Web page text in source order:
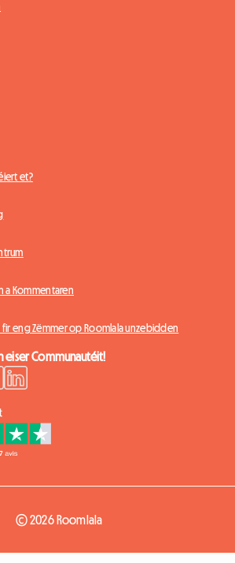
et?
a Kommentaren
fir eng Zëmmer op Roomlala unzebidden
eiser Communautéit!
© 2026 Roomlala